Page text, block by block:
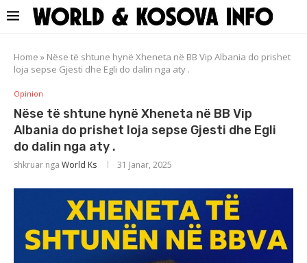
Home » Nëse të shtune hynë Xheneta në BB Vip Albania do prishet
loja sepse Gjesti dhe Egli do dalin nga aty .
Opinion
Nëse të shtune hynë Xheneta në BB Vip
Albania do prishet loja sepse Gjesti dhe Egli
do dalin nga aty .
shkruar nga World Ks 31 Janar, 2025